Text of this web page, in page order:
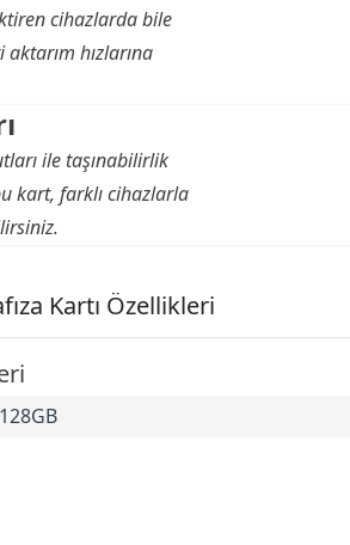
cihazlarda bile
hızlarına
ile taşınabilirlik
kart, farklı cihazlarla
Kartı Özellikleri
128GB